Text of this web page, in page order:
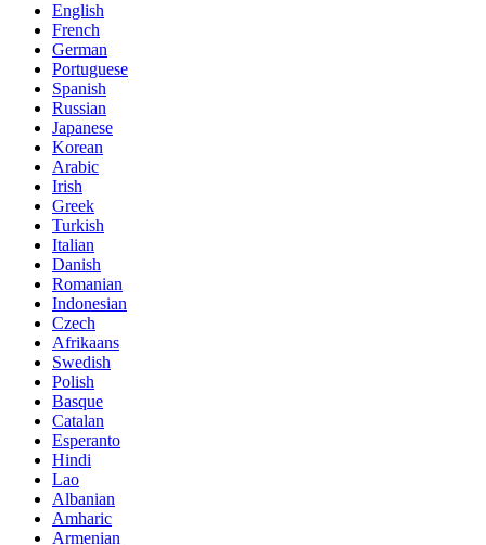
English
French
German
Portuguese
Spanish
Russian
Japanese
Korean
Arabic
Irish
Greek
Turkish
Italian
Danish
Romanian
Indonesian
Czech
Afrikaans
Swedish
Polish
Basque
Catalan
Esperanto
Hindi
Lao
Albanian
Amharic
Armenian